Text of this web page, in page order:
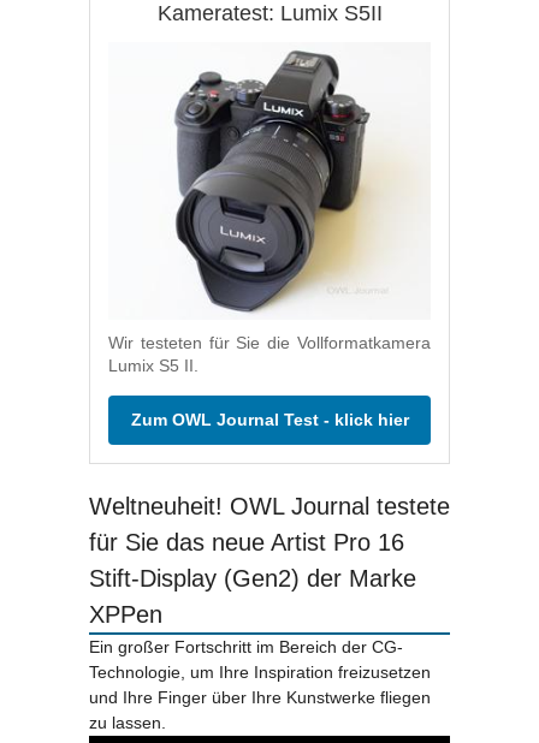
Kameratest: Lumix S5II
Wir testeten für Sie die Vollformatkamera
Lumix S5 II.
Zum OWL Journal Test - klick hier
Weltneuheit! OWL Journal testete
für Sie das neue Artist Pro 16
Stift-Display (Gen2) der Marke
XPPen
Ein großer Fortschritt im Bereich der CG-
Technologie, um Ihre Inspiration freizusetzen
und Ihre Finger über Ihre Kunstwerke fliegen
zu lassen.